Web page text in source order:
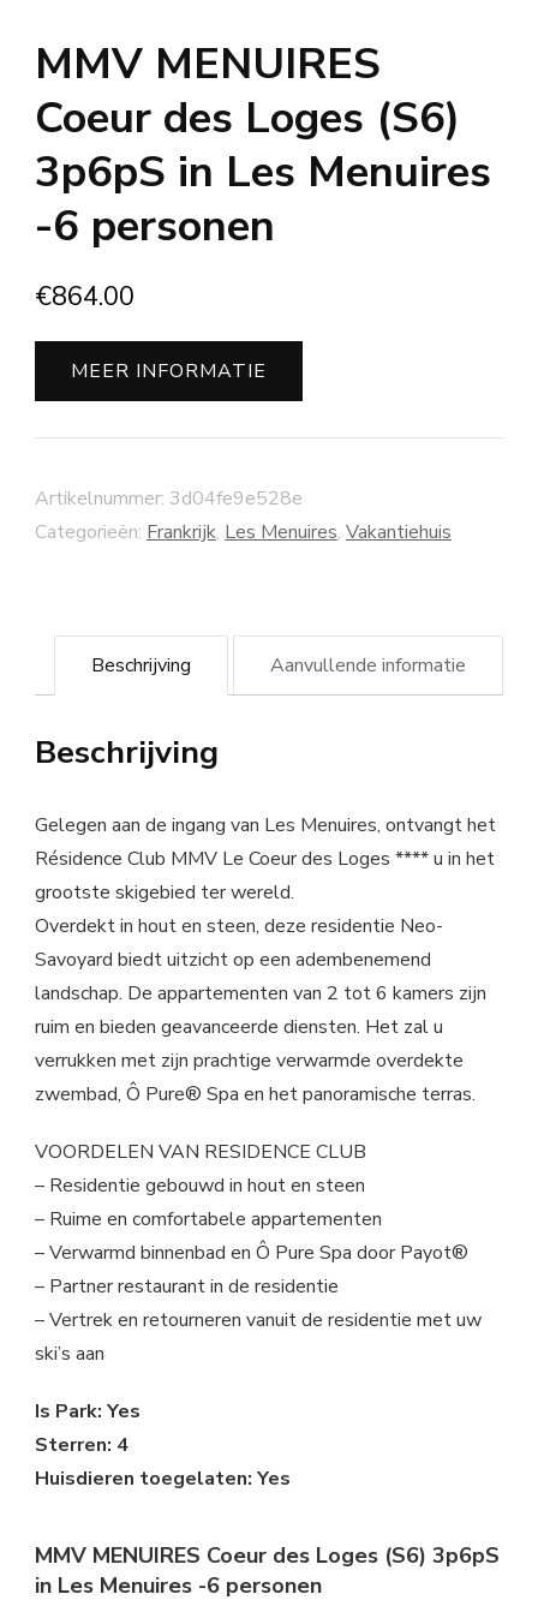
MMV MENUIRES
Coeur des Loges (S6)
3p6pS in Les Menuires
-6 personen
€864.00
MEER INFORMATIE
Artikelnummer: 3d04fe9e528e
Categorieën: Frankrijk, Les Menuires, Vakantiehuis
Beschrijving Aanvullende informatie
Beschrijving
Gelegen aan de ingang van Les Menuires, ontvangt het
Résidence Club MMV Le Coeur des Loges **** u in het
grootste skigebied ter wereld.
Overdekt in hout en steen, deze residentie Neo-
Savoyard biedt uitzicht op een adembenemend
landschap. De appartementen van 2 tot 6 kamers zijn
ruim en bieden geavanceerde diensten. Het zal u
verrukken met zijn prachtige verwarmde overdekte
zwembad, Ô Pure® Spa en het panoramische terras.
VOORDELEN VAN RESIDENCE CLUB
– Residentie gebouwd in hout en steen
– Ruime en comfortabele appartementen
– Verwarmd binnenbad en Ô Pure Spa door Payot®
– Partner restaurant in de residentie
– Vertrek en retourneren vanuit de residentie met uw
ski’s aan
Is Park: Yes
Sterren: 4
Huisdieren toegelaten: Yes
MMV MENUIRES Coeur des Loges (S6) 3p6pS
in Les Menuires -6 personen